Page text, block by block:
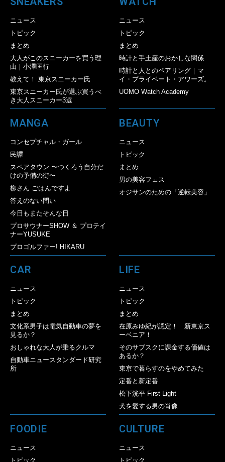
ニュース
トピック
まとめ
大人がこのスニーカーを買う理
由｜小澤匡行
教えて！ 東京スニーカー氏
東京スニーカー氏が選ぶ買うべ
き大人スニーカー3選
ニュース
トピック
まとめ
時計と手土産のおかしな関係
時計と人とのペアリング｜マ
イ・プライベート・アワーズ。
UOMO Watch Academy
MANGA
コンセプチャル・ガール
民譚
スペアタウン 〜つくろう自分だ
けの予備の街〜
柳さん ごはんですよ
答えのない問い
今日もまたそんな日
プロサウナーSHOW ＆ プロテイ
ナーYUSUKE
プロゴルファー! HIKARU
BEAUTY
ニュース
トピック
まとめ
男の美容フェス
オジサンのための「逆転美容」
CAR
ニュース
トピック
まとめ
文化系男子は電気自動車の夢を
見るか？
おしゃれな大人が乗るクルマ
自動車ニュースタンダード研究
所
LIFE
ニュース
トピック
まとめ
在原みゆ紀が認定！ 新東京ス
ーベニア！
そのサブスクに課金する価値は
あるか？
東京で暮らすのをやめてみた
定番と新定番
松下洸平 First Light
犬を愛する男の肖像
FOODIE
ニュース
トピック
CULTURE
ニュース
トピック